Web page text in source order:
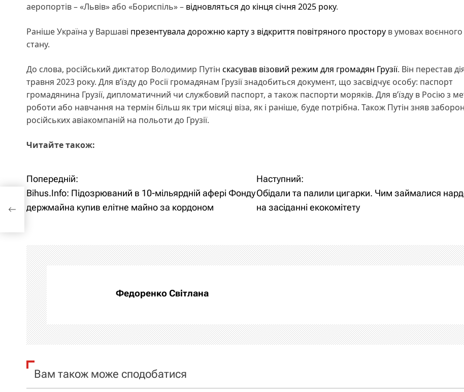
аеропортів – «Львів» або «Бориспіль» – відновляться до кінця січня 2025 року.
Раніше Україна у Варшаві презентувала дорожню карту з відкриття повітряного простору в умовах воєнного
стану.
До слова, російський диктатор Володимир Путін скасував візовий режим для громадян Грузії. Він перестав
травня 2023 року. Для в’їзду до Росії громадянам Грузії знадобиться документ, що засвідчує особу: паспорт
громадянина Грузії, дипломатичний чи службовий паспорт, а також паспорти моряків. Для в’їзду в Росію з
роботи або навчання на термін більш як три місяці віза, як і раніше, буде потрібна. Також Путін зняв
російських авіакомпаній на польоти до Грузії.
Читайте також:
Н
а
і
г
а
ц
і
я
Попередній:
Bihus.Info: Підозрюваний в 10-мільярдній афері Фонду
держмайна купив елітне майно за кордоном
Наступний:
Обідали та палили цигарки. Чим займалися
на засіданні екокомітету
Федоренко Світлана
Вам також може сподобатися